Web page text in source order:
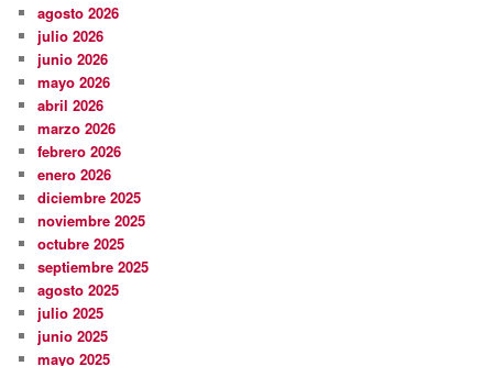
agosto 2026
julio 2026
junio 2026
mayo 2026
abril 2026
marzo 2026
febrero 2026
enero 2026
diciembre 2025
noviembre 2025
octubre 2025
septiembre 2025
agosto 2025
julio 2025
junio 2025
mayo 2025